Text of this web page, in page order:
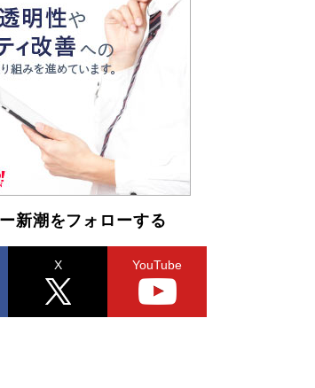
墓』は、大嘘である」原作者が抱き
念”とは…「自己憐憫は描きたくな
底的にこだわったこと（後編） #
Book Bang
して最下位の営業がトップに大逆
外な一言”から生まれた「雑談のテ
Book Bang
界から尊敬されているのか？ 「天
気でおられるか」がサウジ国王の第
新潮をフォローする
X YouTube